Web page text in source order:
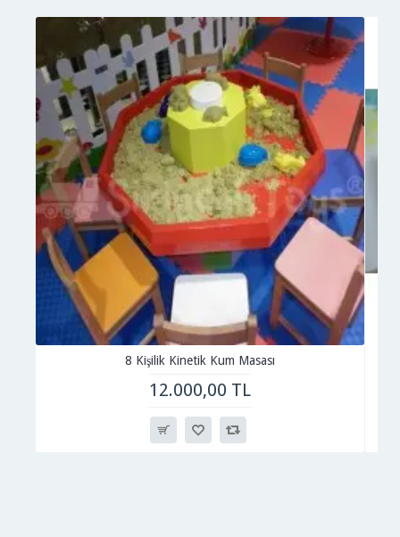
8 Kişilik Kinetik Kum Masası
12.000,00 TL